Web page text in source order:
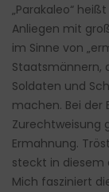
„Parakaleo“
Anliegen mit
im Sinne von
Staatsmännern,
Soldaten und
machen. Bei der
Zurechtweisung
Ermahnung.
steckt in diesem
Mich fasziniert